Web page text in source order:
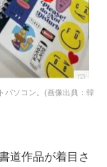
パソコン。(画像出典：韓
道作品が着目さ